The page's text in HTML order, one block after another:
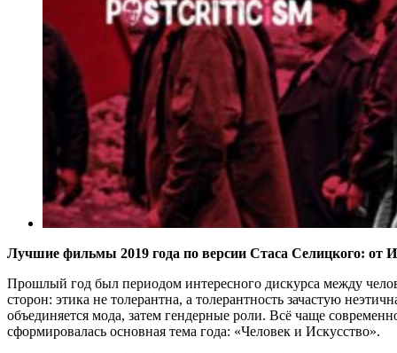
Лучшие фильмы 2019 года по версии Стаса Селицкого: от
Прошлый год был периодом интересного дискурса между
сторон: этика не толерантна, а толерантность зачастую
объединяется мода, затем гендерные роли. Всё чаще
сформировалась основная тема года: «Человек и Искусство».